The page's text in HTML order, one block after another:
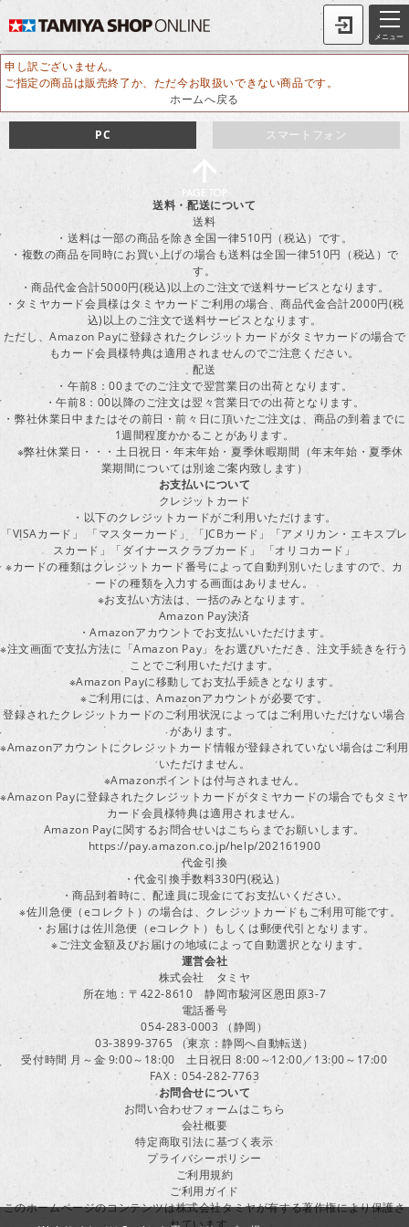
メニュー
申し訳ございません。
ご指定の商品は販売終了か、ただ今お取扱いできない商品です。
ホームへ戻る
スマートフォン
PC
送料・配送について
送料
・送料は一部の商品を除き全国一律510円（税込）です。
・複数の商品を同時にお買い上げの場合も送料は全国一律510円（税込）で
す。
・商品代金合計5000円(税込)以上のご注文で送料サービスとなります。
・タミヤカード会員様はタミヤカードご利用の場合、商品代金合計2000円(税
込)以上のご注文で送料サービスとなります。
ただし、Amazon Payに登録されたクレジットカードがタミヤカードの場合で
もカード会員様特典は適用されませんのでご注意ください。
配送
・午前8：00までのご注文で翌営業日の出荷となります。
・午前8：00以降のご注文は翌々営業日での出荷となります。
・弊社休業日中またはその前日・前々日に頂いたご注文は、商品の到着までに
1週間程度かかることがあります。
※弊社休業日・・・土日祝日・年末年始・夏季休暇期間（年末年始・夏季休
業期間については別途ご案内致します）
お支払いについて
クレジットカード
・以下のクレジットカードがご利用いただけます。
「VISAカード」 「マスターカード」 「JCBカード」「アメリカン・エキスプレ
スカード」「ダイナースクラブカード」 「オリコカード」
※カードの種類はクレジットカード番号によって自動判別いたしますので、カ
ードの種類を入力する画面はありません。
※お支払い方法は、一括のみとなります。
Amazon Pay決済
・Amazonアカウントでお支払いいただけます。
※注文画面で支払方法に「Amazon Pay」をお選びいただき、注文手続きを行う
ことでご利用いただけます。
※Amazon Payに移動してお支払手続きとなります。
※ご利用には、Amazonアカウントが必要です。
登録されたクレジットカードのご利用状況によってはご利用いただけない場合
があります。
※Amazonアカウントにクレジットカード情報が登録されていない場合はご利用
いただけません。
※Amazonポイントは付与されません。
※Amazon Payに登録されたクレジットカードがタミヤカードの場合でもタミヤ
カード会員様特典は適用されません。
Amazon Payに関するお問合せいはこちらまでお願いします。
https://pay.amazon.co.jp/help/202161900
代金引換
・代金引換手数料330円(税込）
・商品到着時に、配達員に現金にてお支払いください。
※佐川急便（eコレクト）の場合は、クレジットカードもご利用可能です。
・お届けは佐川急便（eコレクト）もしくは郵便代引となります。
※ご注文金額及びお届けの地域によって自動選択となります。
運営会社
株式会社 タミヤ
所在地：〒422-8610 静岡市駿河区恩田原3-7
電話番号
054-283-0003 （静岡）
03-3899-3765 （東京：静岡へ自動転送）
受付時間 月～金 9:00～18:00 土日祝日 8:00～12:00／13:00～17:00
FAX：054-282-7763
お問合せについて
お問い合わせフォームはこちら
会社概要
特定商取引法に基づく表示
プライバシーポリシー
ご利用規約
ご利用ガイド
このホームページのコンテンツは株式会社タミヤが有する著作権により保護さ
れています。